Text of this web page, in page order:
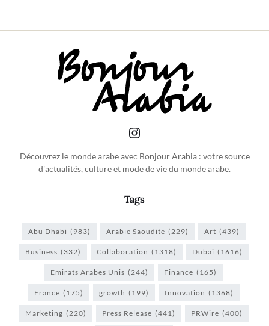
Découvrez le monde arabe avec Bonjour Arabia : votre source
d'actualités, culture et mode de vie du monde arabe.
Tags
Abu Dhabi (983) Arabie Saoudite (229) Art (439)
Business (332) Collaboration (1318) Dubai (1616)
Emirats Arabes Unis (244) Finance (165)
France (175) growth (199) Innovation (1368)
Marketing (220) Press Release (441) PRWire (400)